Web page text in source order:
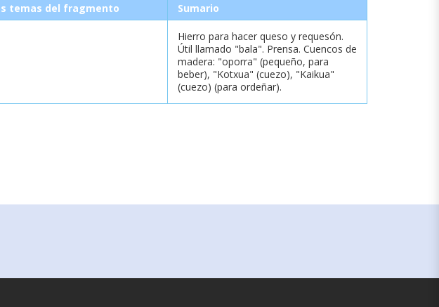
temas del fragmento Sumario
Hierro para hacer queso y requesón.
Útil llamado "bala". Prensa. Cuencos de
madera: "oporra" (pequeño, para
beber), "Kotxua" (cuezo), "Kaikua"
(cuezo) (para ordeñar).